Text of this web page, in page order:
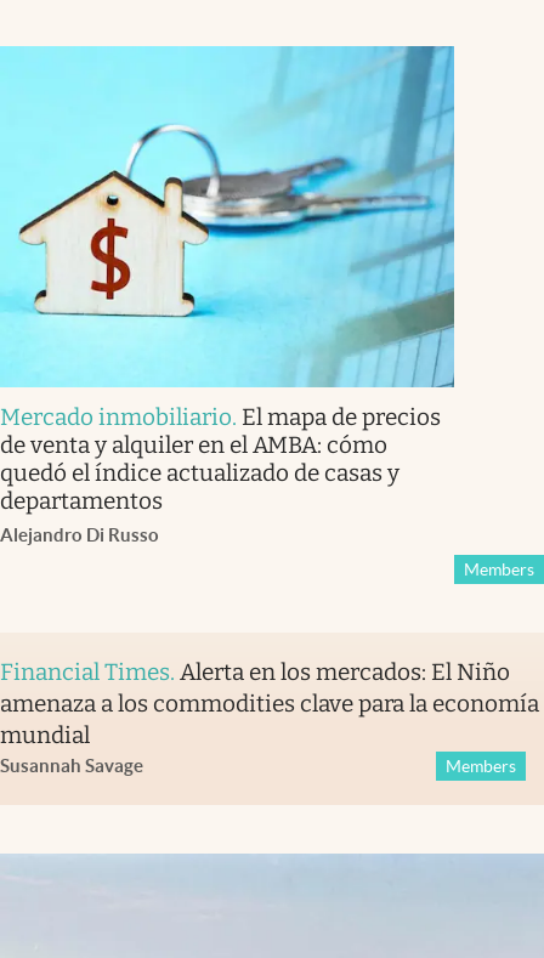
Mercado inmobiliario. El mapa de precios
de venta y alquiler en el AMBA: cómo
quedó el índice actualizado de casas y
departamentos
Alejandro Di Russo
Members
Financial Times. Alerta en los mercados: El Niño
amenaza a los commodities clave para la economía
mundial
Susannah Savage Members